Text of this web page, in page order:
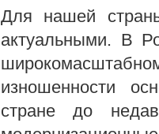
Для нашей
актуальными. В
изношенности
стране до